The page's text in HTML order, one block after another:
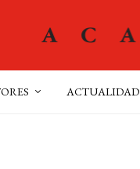
ACTUALIDAD